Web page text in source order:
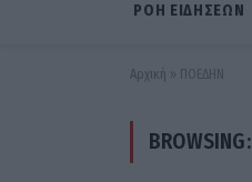
ΡΟΗ ΕΙΔΗΣΕΩΝ
Αρχική » ΠΟΕΔΗΝ
BROWSING: